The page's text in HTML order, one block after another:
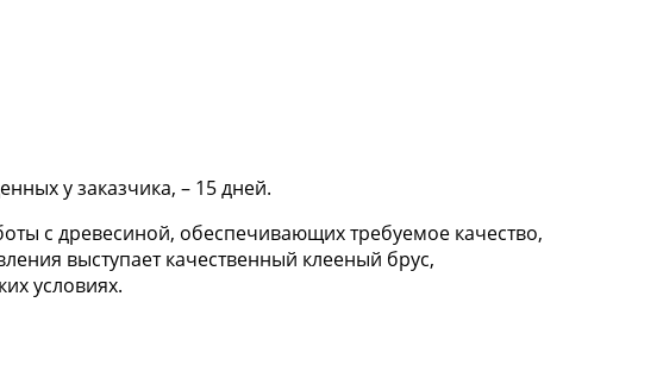
у заказчика, – 15 дней.
с древесиной, обеспечивающих требуемое качество,
выступает качественный клееный брус,
условиях.